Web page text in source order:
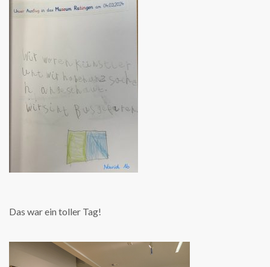
Das war ein toller Tag!